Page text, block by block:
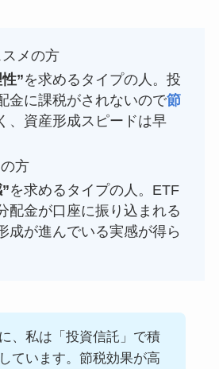
メの方
”を求めるタイプの人。投
金に課税がされないので節
、資産形成スピードは早
方
を求めるタイプの人。ETF
配金が口座に振り込まれる
成が進んでいる実感が得ら
、私は「投資信託」で積
ています。節税効果が高